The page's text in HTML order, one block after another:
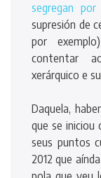
segregan
supresión de
por
contentar
xerárquico e
Daquela,
que se iniciou
seus puntos
2012 que